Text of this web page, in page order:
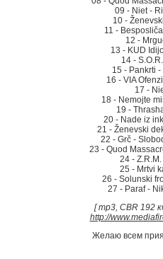
09 - Niet -
10 -
11 -
12 -
13 - KUD
14 -
15 - Pankrti
16 - VIA
17 -
18 - Nemojte
19 -
20 - Nade iz
21 - Ženevski
22 - Grč -
23 - Quod
24 -
25 - Mrtvi
26 - Solunski
27 - Paraf -
[ mp3, CBR 192
http://
Желаю всем